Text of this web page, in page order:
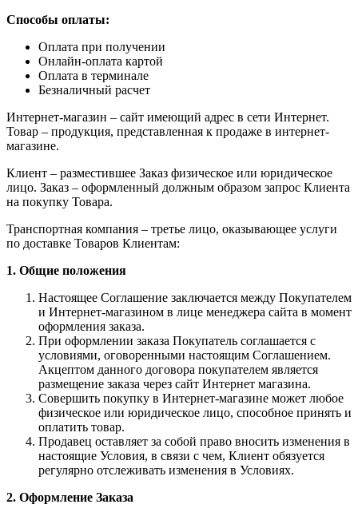
Способы оплаты:
Оплата при получении
Онлайн-оплата картой
Оплата в терминале
Безналичный расчет
Интернет-магазин – сайт имеющий адрес в сети Интернет.
Товар – продукция, представленная к продаже в интернет-
магазине.
Клиент – разместившее Заказ физическое или юридическое
лицо. Заказ – оформленный должным образом запрос Клиента
на покупку Товара.
Транспортная компания – третье лицо, оказывающее услуги
по доставке Товаров Клиентам:
1. Общие положения
Настоящее Соглашение заключается между Покупателем
и Интернет-магазином в лице менеджера сайта в момент
оформления заказа.
При оформлении заказа Покупатель соглашается с
условиями, оговоренными настоящим Соглашением.
Акцептом данного договора покупателем является
размещение заказа через сайт Интернет магазина.
Совершить покупку в Интернет-магазине может любое
физическое или юридическое лицо, способное принять и
оплатить товар.
Продавец оставляет за собой право вносить изменения в
настоящие Условия, в связи с чем, Клиент обязуется
регулярно отслеживать изменения в Условиях.
2. Оформление Заказа